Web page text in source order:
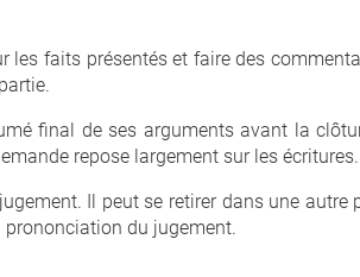
les faits présentés et faire des
final de ses arguments avant la
repose largement sur les écritures.
Il peut se retirer dans une autre
du jugement.